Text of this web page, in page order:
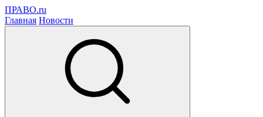
ПРАВО.ru
Главная Новости